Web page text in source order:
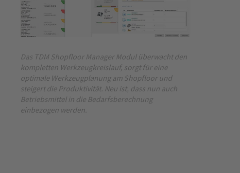
Das TDM Shopfloor Manager Modul überwacht den
kompletten Werkzeugkreislauf, sorgt für eine
optimale Werkzeugplanung am Shopfloor und
steigert die Produktivität. Neu ist, dass nun auch
Betriebsmittel in die Bedarfsberechnung
einbezogen werden.